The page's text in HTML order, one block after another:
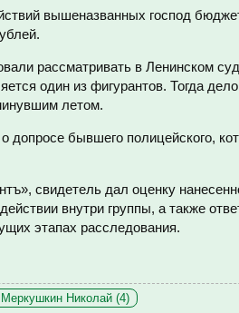
вышеназванных господ
рассматривать в Ленинском
один из фигурантов. Тогда
летом.
допросе бывшего полицейского,
свидетель дал оценку
внутри группы, а также
этапах расследования.
Меркушкин Николай (4)